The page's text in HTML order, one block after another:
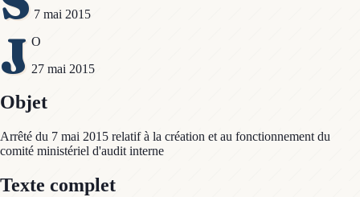
7 mai 2015
J O
27 mai 2015
Objet
Arrêté du 7 mai 2015 relatif à la création et au fonctionnement du
comité ministériel d'audit interne
Texte complet